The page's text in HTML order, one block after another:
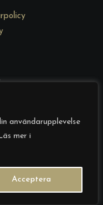
användarupplevelse
mer i
Acceptera